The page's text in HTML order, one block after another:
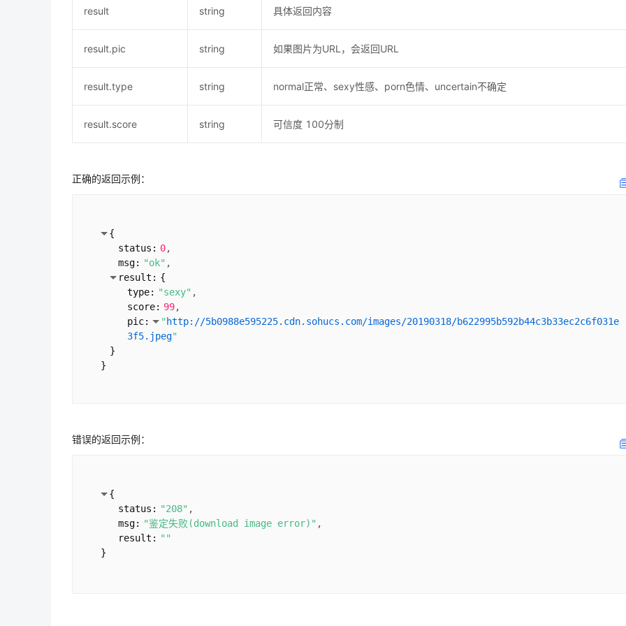
result string 具体返回内容
result.pic string 如果图片为URL，会返回URL
result.type string normal正常、sexy性感、porn色情、uncertain不确定
result.score string 可信度 100分制
正确的返回示例：
{
status: 0
msg: "ok"
result: {
type: "sexy"
score: 99
pic:
"http://5b0988e595225.cdn.sohucs.com/images/20190318/b622995b592b44c3b33ec2c6f031e
3f5.jpeg"
}
}
错误的返回示例：
{
status: "208"
msg: "鉴定失败(download image error)"
result: ""
}